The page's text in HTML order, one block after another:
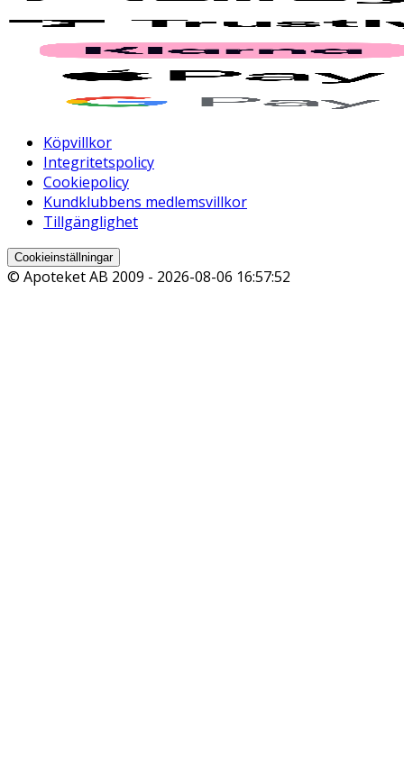
Köpvillkor
Integritetspolicy
Cookiepolicy
Kundklubbens medlemsvillkor
Tillgänglighet
Cookieinställningar
© Apoteket AB 2009 - 2026-08-06 16:57:52